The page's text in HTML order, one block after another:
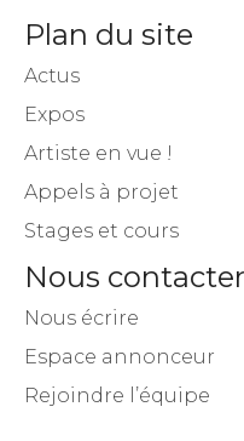
Plan du site
Actus
Expos
Artiste en vue !
Appels à projet
Stages et cours
Nous contacter
Nous écrire
Espace annonceur
Rejoindre l’équipe